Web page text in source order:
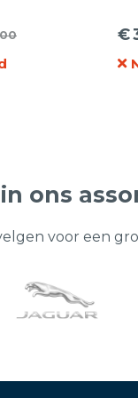
55
XL
€
ons
voor een